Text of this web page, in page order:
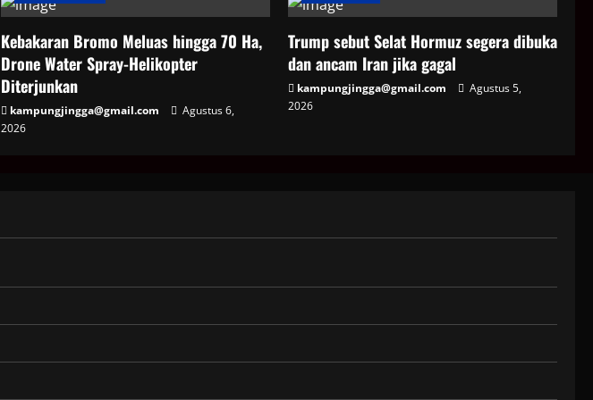
Kebakaran Bromo Meluas hingga 70 Ha,
Drone Water Spray-Helikopter
Diterjunkan
kampungjingga@gmail.com
Agustus 6,
2026
Trump sebut Selat Hormuz segera dibuka
dan ancam Iran jika gagal
kampungjingga@gmail.com
Agustus 5,
2026